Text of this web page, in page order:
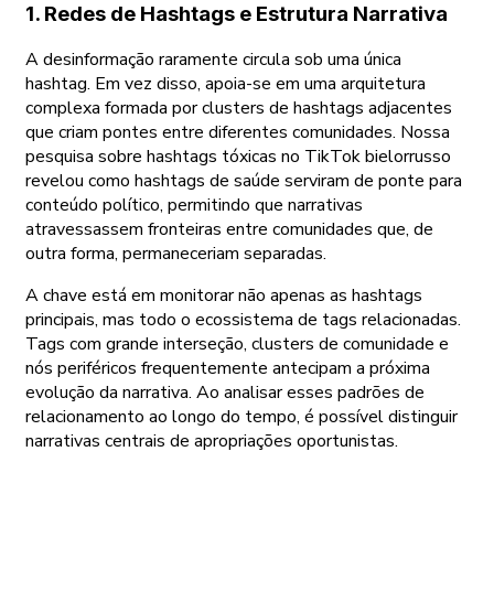
1. Redes de Hashtags e Estrutura Narrativa
A desinformação raramente circula sob uma única
hashtag. Em vez disso, apoia-se em uma arquitetura
complexa formada por clusters de hashtags adjacentes
que criam pontes entre diferentes comunidades. Nossa
pesquisa sobre hashtags tóxicas no TikTok bielorrusso
revelou como hashtags de saúde serviram de ponte para
conteúdo político, permitindo que narrativas
atravessassem fronteiras entre comunidades que, de
outra forma, permaneceriam separadas.
A chave está em monitorar não apenas as hashtags
principais, mas todo o ecossistema de tags relacionadas.
Tags com grande interseção, clusters de comunidade e
nós periféricos frequentemente antecipam a próxima
evolução da narrativa. Ao analisar esses padrões de
relacionamento ao longo do tempo, é possível distinguir
narrativas centrais de apropriações oportunistas.